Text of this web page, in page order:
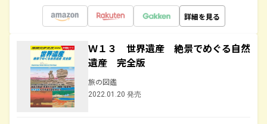
詳細を見る
Ｗ１３ 世界遺産 絶景でめぐる自然
遺産 完全版
旅の図鑑
2022.01.20 発売